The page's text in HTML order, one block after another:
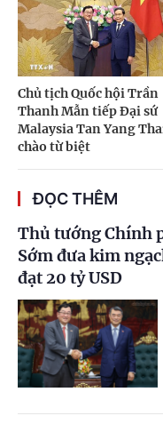
Chủ tịch Quốc hội Trần
Thanh Mẫn tiếp Đại sứ
Malaysia Tan Yang
chào từ biệt
ĐỌC THÊM
Thủ tướng Chính
Sớm đưa kim
đạt 20 tỷ USD